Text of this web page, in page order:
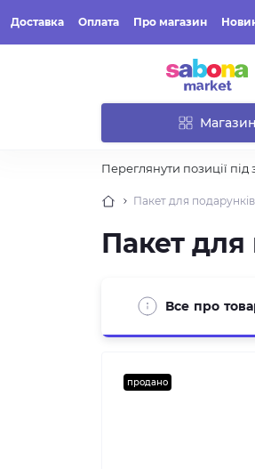
Доставка Оплата Про магазин
Магазин
Переглянути позиції
Пакет для
Пакет для
Все про
продано